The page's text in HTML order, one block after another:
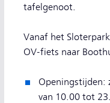
tafelgenoot.
Vanaf het
OV-fiets naar
Openingstijden:
van 10.00 tot